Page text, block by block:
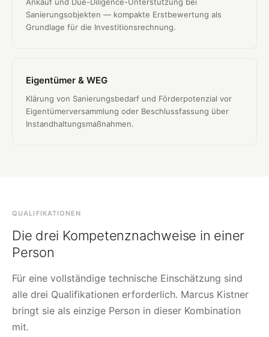
Sanierungsobjekten — kompakte Erstbewertung als
Grundlage für die Investitionsrechnung.
Eigentümer & WEG
Klärung von Sanierungsbedarf und Förderpotenzial vor
Eigentümerversammlung oder Beschlussfassung über
Instandhaltungsmaßnahmen.
QUALIFIKATIONEN
Die drei Kompetenznachweise in einer
Person
Für eine vollständige technische Einschätzung sind
alle drei Qualifikationen erforderlich. Marcus Kistner
bringt sie als einzige Person in dieser Kombination
mit.